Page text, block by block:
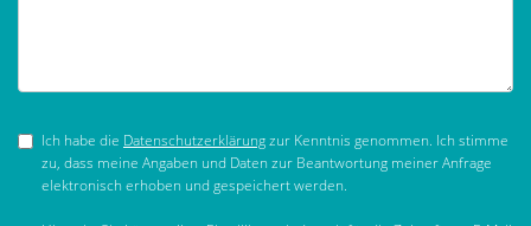
Ich habe die Datenschutzerklärungzur Kenntnis genommen. Ich stimme
zu, dass meine Angaben und Daten zur Beantwortung meiner Anfrage
elektronisch erhoben und gespeichert werden.